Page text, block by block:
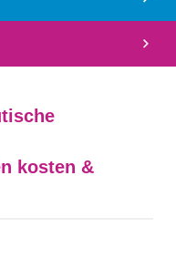
kosten &